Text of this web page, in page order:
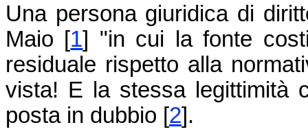
Una persona giuridica di
Maio [1] "in cui la fonte
residuale rispetto alla
vista! E la stessa legittimità
posta in dubbio [2].